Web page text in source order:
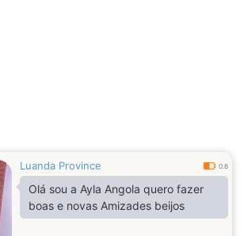
Luanda Province 0.6
Olá sou a Ayla Angola quero fazer
boas e novas Amizades beijos